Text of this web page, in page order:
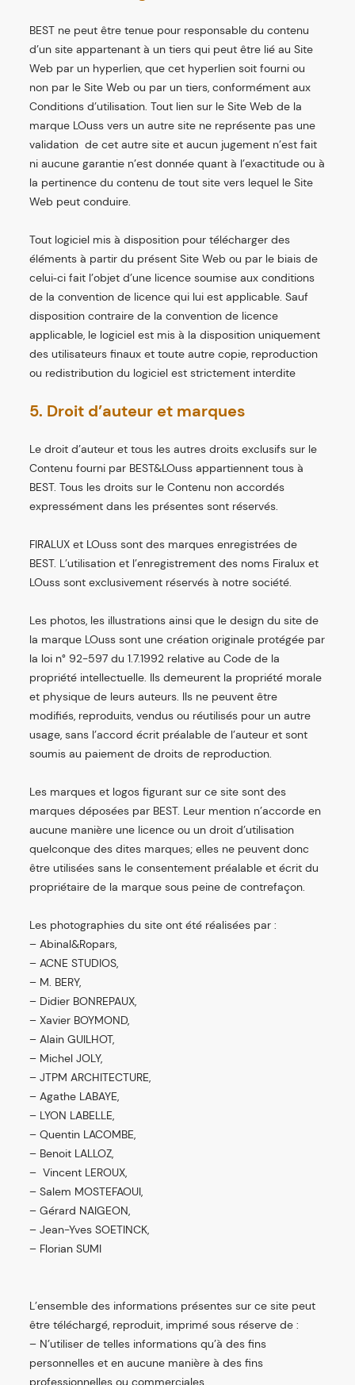
BEST ne peut être tenue pour responsable du contenu
d’un site appartenant à un tiers qui peut être lié au Site
Web par un hyperlien, que cet hyperlien soit fourni ou
non par le Site Web ou par un tiers, conformément aux
Conditions d’utilisation. Tout lien sur le Site Web de la
marque LOuss vers un autre site ne représente pas une
validation de cet autre site et aucun jugement n’est fait
ni aucune garantie n’est donnée quant à l’exactitude ou à
la pertinence du contenu de tout site vers lequel le Site
Web peut conduire.
Tout logiciel mis à disposition pour télécharger des
éléments à partir du présent Site Web ou par le biais de
celui‑ci fait l’objet d’une licence soumise aux conditions
de la convention de licence qui lui est applicable. Sauf
disposition contraire de la convention de licence
applicable, le logiciel est mis à la disposition uniquement
des utilisateurs finaux et toute autre copie, reproduction
ou redistribution du logiciel est strictement interdite
5. Droit d’auteur et marques
Le droit d’auteur et tous les autres droits exclusifs sur le
Contenu fourni par BEST&LOuss appartiennent tous à
BEST. Tous les droits sur le Contenu non accordés
expressément dans les présentes sont réservés.
FIRALUX et LOuss sont des marques enregistrées de
BEST. L’utilisation et l’enregistrement des noms Firalux et
LOuss sont exclusivement réservés à notre société.
Les photos, les illustrations ainsi que le design du site de
la marque LOuss sont une création originale protégée par
la loi n° 92-597 du 1.7.1992 relative au Code de la
propriété intellectuelle. Ils demeurent la propriété morale
et physique de leurs auteurs. Ils ne peuvent être
modifiés, reproduits, vendus ou réutilisés pour un autre
usage, sans l’accord écrit préalable de l’auteur et sont
soumis au paiement de droits de reproduction.
Les marques et logos figurant sur ce site sont des
marques déposées par BEST. Leur mention n’accorde en
aucune manière une licence ou un droit d’utilisation
quelconque des dites marques; elles ne peuvent donc
être utilisées sans le consentement préalable et écrit du
propriétaire de la marque sous peine de contrefaçon.
Les photographies du site ont été réalisées par :
– Abinal&Ropars,
– ACNE STUDIOS,
– M. BERY,
– Didier BONREPAUX,
– Xavier BOYMOND,
– Alain GUILHOT,
– Michel JOLY,
– JTPM ARCHITECTURE,
– Agathe LABAYE,
– LYON LABELLE,
– Quentin LACOMBE,
– Benoit LALLOZ,
– Vincent LEROUX,
– Salem MOSTEFAOUI,
– Gérard NAIGEON,
– Jean-Yves SOETINCK,
– Florian SUMI
L’ensemble des informations présentes sur ce site peut
être téléchargé, reproduit, imprimé sous réserve de :
– N’utiliser de telles informations qu’à des fins
personnelles et en aucune manière à des fins
professionnelles ou commerciales,